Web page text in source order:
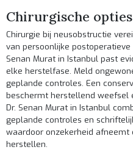
Chirurgische opties
Chirurgie bij neusobstructie
van persoonlijke
Senan Murat in Istanbul past
elke herstelfase. Meld
geplande controles. Een
beschermt herstellend weefsel
Dr. Senan Murat in Istanbul
geplande controles en
waardoor onzekerheid
herstellen.